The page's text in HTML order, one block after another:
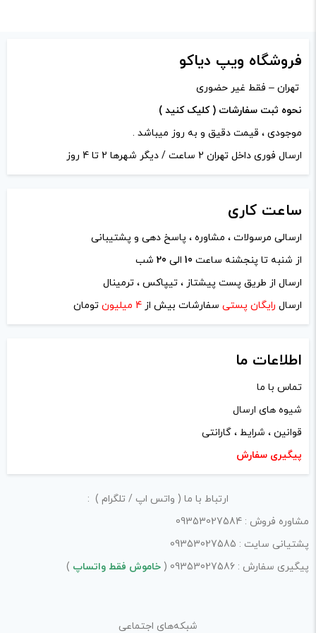
امتیاز شما*
دیدگاه شما *
نام *
ایمیل*
ذخیره نام، ایمیل و وبسایت من در مرورگر برای زمانی که دوباره
لازم است محتوای ارسالی منطبق برعرف و شئونات جامعه و با
فروشگاه ویپ دیاکو
تهران – فقط غیر حضوری
نحوه ثبت سفارشات ( کلیک کنید )
موجودی ، قیمت دقیق و به روز میباشد .
ارسال فوری داخل تهران 2 ساعت / دیگر شهرها 2 تا 4 روز
ساعت کاری
ارسالی مرسولات ، مشاوره ، پاسخ دهی و پشتیبانی
از شنبه تا پنجشنه ساعت 10 الی 20 شب
ارسال از طریق پست پیشتاز ، تیپاکس ، ترمینال
ارسال رایگان پستی سفارشات بیش از 4 میلیون تومان
اطلاعات ما
تماس با ما
شیوه های ارسال
قوانین ، شرایط ، گارانتی
پیگیری سفارش
ارتباط با ما ( واتس اپ / تلگرام ) :
مشاوره فروش : 09353027584
پشتیانی سایت : 09353027585
پیگیری سفارش : 09353027586 (
خاموش فقط واتساپ )
شبکه‌های اجتماعی